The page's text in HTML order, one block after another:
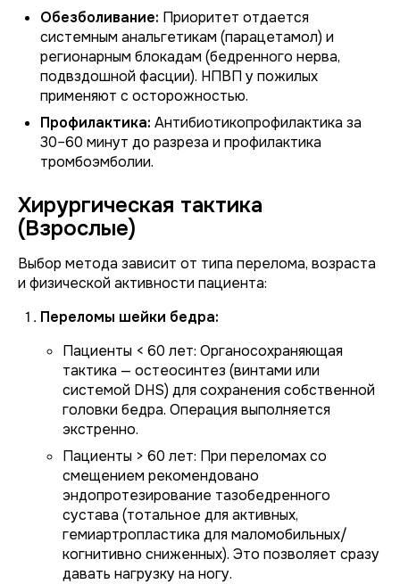
Обезболивание: Приоритет отдается
системным анальгетикам (парацетамол) и
регионарным блокадам (бедренного нерва,
подвздошной фасции). НПВП у пожилых
применяют с осторожностью.
Профилактика: Антибиотикопрофилактика за
30–60 минут до разреза и профилактика
тромбоэмболии.
Хирургическая тактика
(Взрослые)
Выбор метода зависит от типа перелома, возраста
и физической активности пациента:
Переломы шейки бедра:
Пациенты < 60 лет: Органосохраняющая
тактика — остеосинтез (винтами или
системой DHS) для сохранения собственной
головки бедра. Операция выполняется
экстренно.
Пациенты > 60 лет: При переломах со
смещением рекомендовано
эндопротезирование тазобедренного
сустава (тотальное для активных,
гемиартропластика для маломобильных/
когнитивно сниженных). Это позволяет сразу
давать нагрузку на ногу.